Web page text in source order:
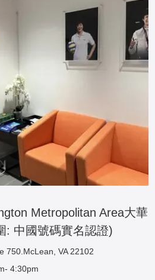
Metropolitan Area大華
: 中國號碼實名認證)
750.McLean, VA 22102
4:30pm